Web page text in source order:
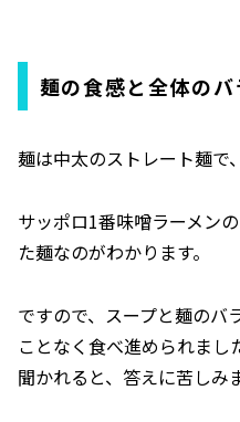
麺の食感と全体のバ
麺は中太のストレート麺で
サッポロ1番味噌ラーメン
た麺なのがわかります。
ですので、スープと麺のバ
ことなく食べ進められまし
聞かれると、答えに苦しみ